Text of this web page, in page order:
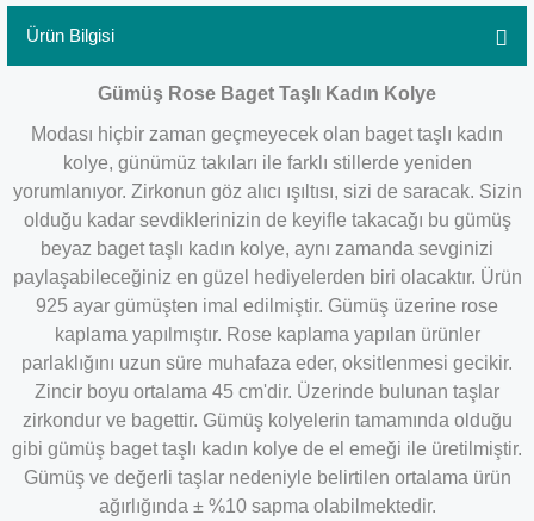
Ürün Bilgisi
Gümüş Rose Baget Taşlı Kadın Kolye
Modası hiçbir zaman geçmeyecek olan baget taşlı kadın
kolye, günümüz takıları ile farklı stillerde yeniden
yorumlanıyor. Zirkonun göz alıcı ışıltısı, sizi de saracak. Sizin
olduğu kadar sevdiklerinizin de keyifle takacağı bu gümüş
beyaz baget taşlı kadın kolye, aynı zamanda sevginizi
paylaşabileceğiniz en güzel hediyelerden biri olacaktır. Ürün
925 ayar gümüşten imal edilmiştir. Gümüş üzerine rose
kaplama yapılmıştır. Rose kaplama yapılan ürünler
parlaklığını uzun süre muhafaza eder, oksitlenmesi gecikir.
Zincir boyu ortalama 45 cm'dir. Üzerinde bulunan taşlar
zirkondur ve bagettir. Gümüş kolyelerin tamamında olduğu
gibi gümüş baget taşlı kadın kolye de el emeği ile üretilmiştir.
Gümüş ve değerli taşlar nedeniyle belirtilen ortalama ürün
ağırlığında ± %10 sapma olabilmektedir.